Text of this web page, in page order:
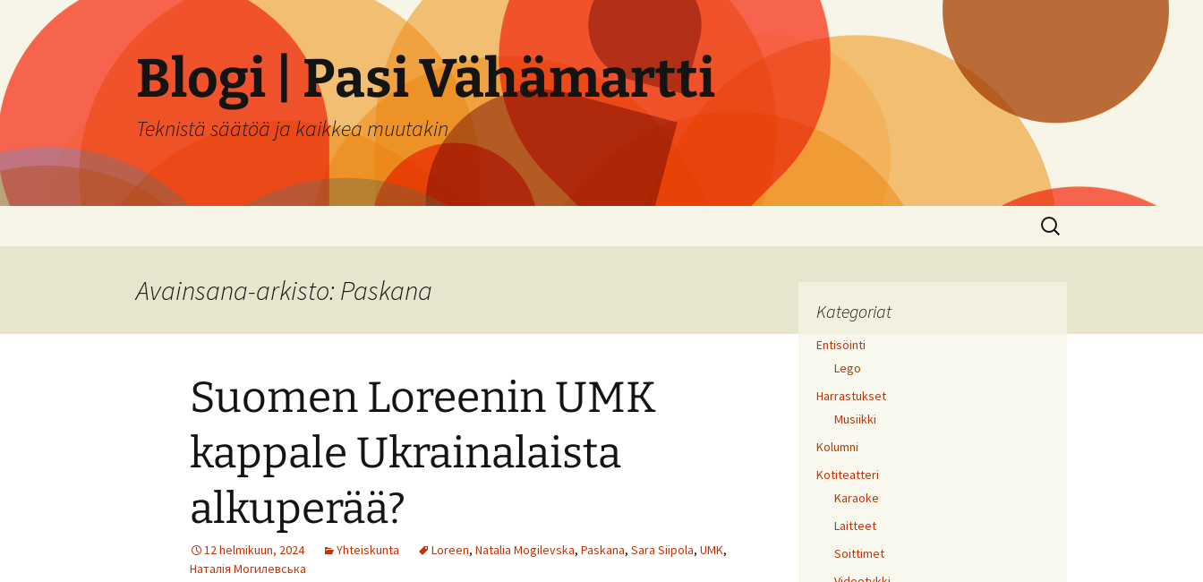
sisältöön
Blogi | Pasi Vähämartti
Teknistä säätöä ja kaikkea muutakin
Haku:
Avainsana-arkisto: Paskana
Suomen Loreenin UMK
kappale Ukrainalaista
alkuperää?
12 helmikuun, 2024 Yhteiskunta Loreen, Natalia Mogilevska, Paskana, Sara Siipola, UMK,
Наталія Могилевська
Kategoriat
Entisöinti
Lego
Harrastukset
Musiikki
Kolumni
Kotiteatteri
Karaoke
Laitteet
Soittimet